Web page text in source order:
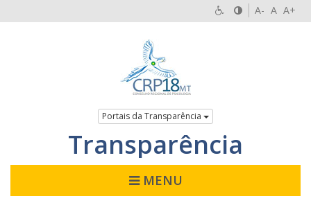
A- A A+
Portais da Transparência
Transparência
MENU